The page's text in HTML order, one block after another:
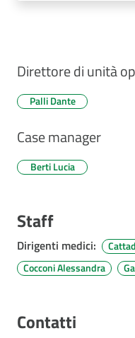
Direttore di unità
Palli Dante
Case manager
Berti Lucia
Staff
Dirigenti medici:
Cocconi Alessandra
Contatti